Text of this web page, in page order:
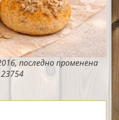
последно променена